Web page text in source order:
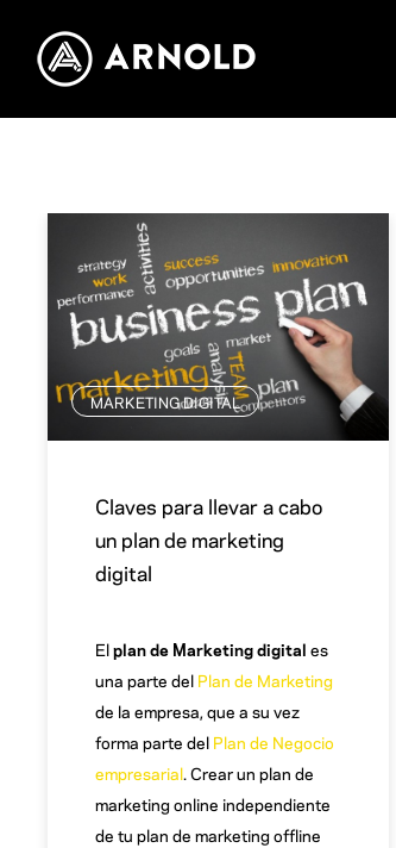
MARKETING DIGITAL
Claves para llevar a cabo
un plan de marketing
digital
Elplan de Marketing digital es
una parte del Plan de Marketing
de la empresa, que a su vez
forma parte del Plan de Negocio
empresarial. Crear un plan de
marketing online independiente
de tu plan de marketing offline